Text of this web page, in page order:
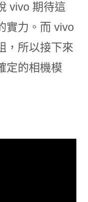
vivo 期待這
實力。而 vivo
，所以接下來
定的相機模